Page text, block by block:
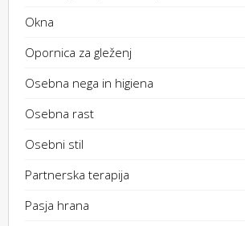
Okna
Opornica za gleženj
Osebna nega in higiena
Osebna rast
Osebni stil
Partnerska terapija
Pasja hrana